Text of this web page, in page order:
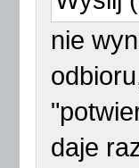
nie
daje